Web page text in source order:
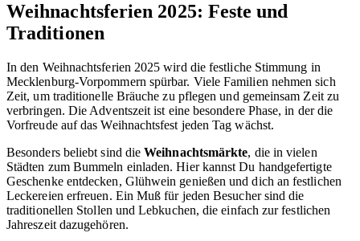
Weihnachtsferien 2025: Feste und
Traditionen
In den Weihnachtsferien 2025 wird die festliche Stimmung in
Mecklenburg-Vorpommern spürbar. Viele Familien nehmen sich
Zeit, um traditionelle Bräuche zu pflegen und gemeinsam Zeit zu
verbringen. Die Adventszeit ist eine besondere Phase, in der die
Vorfreude auf das Weihnachtsfest jeden Tag wächst.
Besonders beliebt sind dieWeihnachtsmärkte, die in vielen
Städten zum Bummeln einladen. Hier kannst Du handgefertigte
Geschenke entdecken, Glühwein genießen und dich an festlichen
Leckereien erfreuen. Ein Muß für jeden Besucher sind die
traditionellen Stollen und Lebkuchen, die einfach zur festlichen
Jahreszeit dazugehören.